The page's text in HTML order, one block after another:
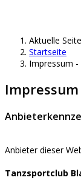
Aktuelle
Startseite
Impressum
Impressum
Anbieter dieser
Tanzsportclub